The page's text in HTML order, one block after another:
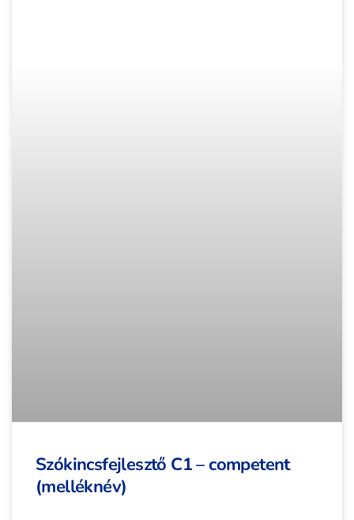
Szókincsfejlesztő C1 – competent
(melléknév)